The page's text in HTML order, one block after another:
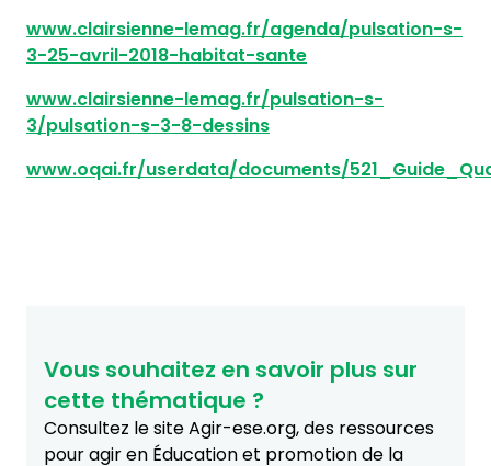
www.clairsienne-lemag.fr/agenda/pulsation-s-
3-25-avril-2018-habitat-sante
www.clairsienne-lemag.fr/pulsation-s-
3/pulsation-s-3-8-dessins
www.oqai.fr/userdata/documents/
Vous souhaitez en savoir plus sur
cette thématique ?
Consultez le site Agir-ese.org, des ressources
pour agir en Éducation et promotion de la